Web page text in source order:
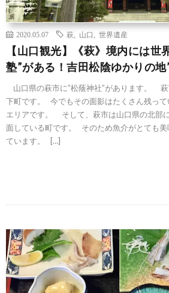
2020.05.07 萩 山口 世界遺産
【山口観光】《萩》境内には世
塾”がある！吉田松陰ゆかりの地
山口県の萩市に”松蔭神社”があります。
下町です。 今でもその面影はたくさん残っ
エリアです。 そして、萩市は山口県の北部
面している町です。 そのため魚介がとても
ています。 […]